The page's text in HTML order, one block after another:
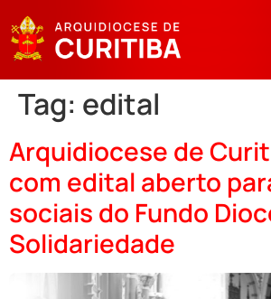
Tag: edital
Arquidiocese de
com edital aberto
sociais do Fundo
Solidariedade